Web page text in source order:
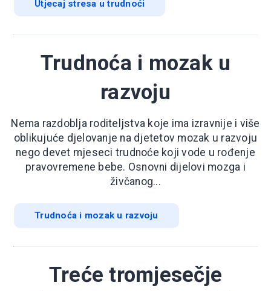
Utjecaj stresa u trudnoći
Trudnoća i mozak u
razvoju
Nema razdoblja roditeljstva koje ima izravnije i više
oblikujuće djelovanje na djetetov mozak u razvoju
nego devet mjeseci trudnoće koji vode u rođenje
pravovremene bebe. Osnovni dijelovi mozga i
živčanog...
Trudnoća i mozak u razvoju
Treće tromjesečje